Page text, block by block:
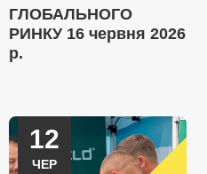
ГЛОБАЛЬНОГО
РИНКУ 16 червня 2026
р.
12
ЧЕР